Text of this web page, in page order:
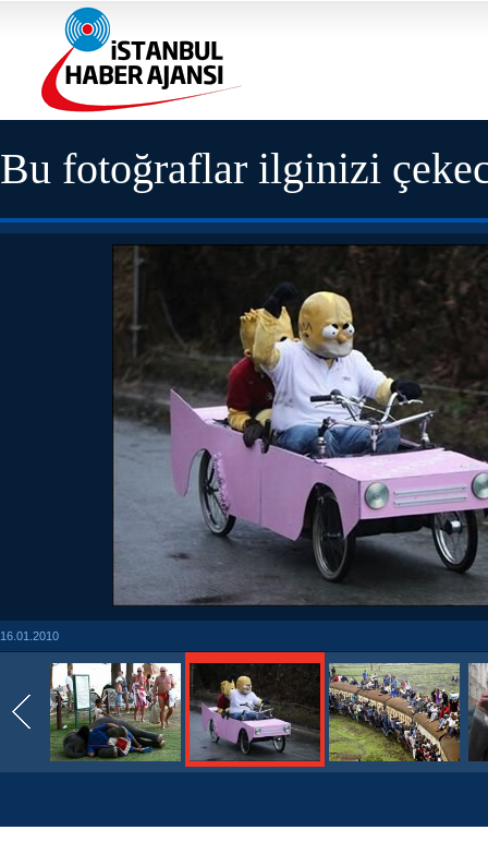
Bu fotoğraflar ilginizi
16.01.2010